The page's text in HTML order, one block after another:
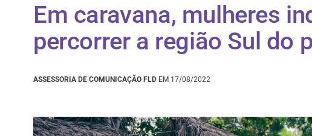
Em caravana, mulheres
percorrer a região Sul do
ASSESSORIA DE COMUNICAÇÃO FLD EM 17/08/2022